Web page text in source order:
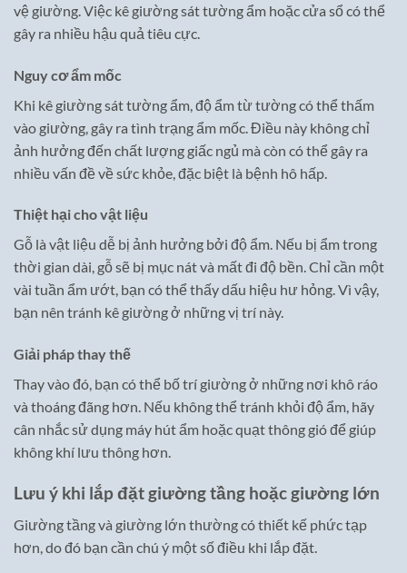
vệ giường. Việc kê giường sát tường ẩm hoặc cửa sổ có thể
gây ra nhiều hậu quả tiêu cực.
Nguy cơ ẩm mốc
Khi kê giường sát tường ẩm, độ ẩm từ tường có thể thấm
vào giường, gây ra tình trạng ẩm mốc. Điều này không chỉ
ảnh hưởng đến chất lượng giấc ngủ mà còn có thể gây ra
nhiều vấn đề về sức khỏe, đặc biệt là bệnh hô hấp.
Thiệt hại cho vật liệu
Gỗ là vật liệu dễ bị ảnh hưởng bởi độ ẩm. Nếu bị ẩm trong
thời gian dài, gỗ sẽ bị mục nát và mất đi độ bền. Chỉ cần một
vài tuần ẩm ướt, bạn có thể thấy dấu hiệu hư hỏng. Vì vậy,
bạn nên tránh kê giường ở những vị trí này.
Giải pháp thay thế
Thay vào đó, bạn có thể bố trí giường ở những nơi khô ráo
và thoáng đãng hơn. Nếu không thể tránh khỏi độ ẩm, hãy
cân nhắc sử dụng máy hút ẩm hoặc quạt thông gió để giúp
không khí lưu thông hơn.
Lưu ý khi lắp đặt giường tầng hoặc giường lớn
Giường tầng và giường lớn thường có thiết kế phức tạp
hơn, do đó bạn cần chú ý một số điều khi lắp đặt.